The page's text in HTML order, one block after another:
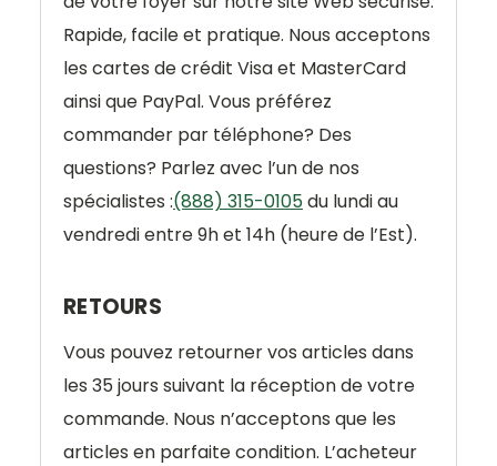
Rapide, facile et pratique. Nous acceptons
les cartes de crédit Visa et MasterCard
ainsi que PayPal. Vous préférez
commander par téléphone? Des
questions? Parlez avec l’un de nos
spécialistes :(888) 315-0105du lundi au
vendredi entre 9h et 14h (heure de l’Est).
RETOURS
Vous pouvez retourner vos articles dans
les 35 jours suivant la réception de votre
commande. Nous n’acceptons que les
articles en parfaite condition. L’acheteur